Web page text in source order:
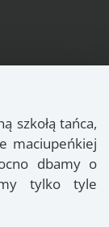
szkołą tańca,
maciupeńkiej
dbamy o
tylko tyle